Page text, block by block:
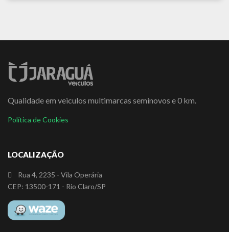
Qualidade em veiculos multimarcas seminovos e 0 km.
Política de Cookies
LOCALIZAÇÃO
Rua 4, 2235 - Vila Operária
CEP: 13500-171 - Rio Claro/SP